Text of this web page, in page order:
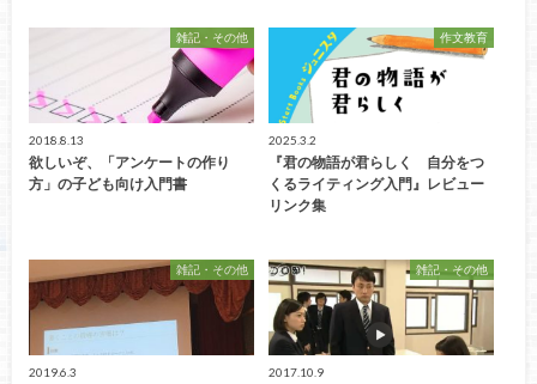
雑記・その他
2018.8.13
欲しいぞ、「アンケートの作り
方」の子ども向け入門書
作文教育
2025.3.2
『君の物語が君らしく 自分をつ
くるライティング入門』レビュー
リンク集
雑記・その他
2019.6.3
雑記・その他
2017.10.9